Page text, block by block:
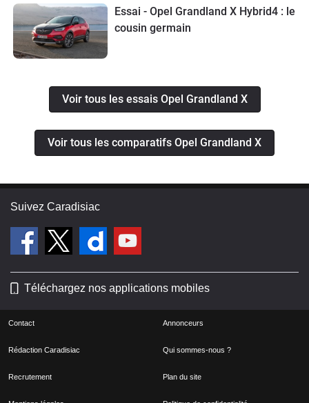
Essai - Opel Grandland X Hybrid4 : le
cousin germain
Voir tous les essais Opel Grandland X
Voir tous les comparatifs Opel Grandland X
Suivez Caradisiac
Téléchargez nos applications mobiles
Contact Annonceurs
Rédaction Caradisiac Qui sommes-nous ?
Recrutement Plan du site